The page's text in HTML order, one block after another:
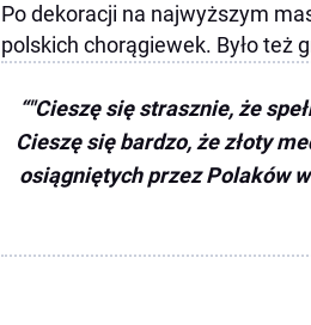
Po dekoracji na najwyższym
polskich chorągiewek. Było też
"Cieszę się strasznie, że
Cieszę się bardzo, że złoty
osiągniętych przez Polaków